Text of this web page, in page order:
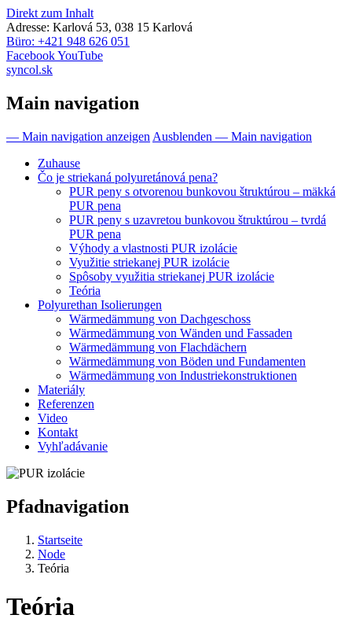
Direkt zum Inhalt
Adresse: Karlová 53, 038 15 Karlová
Büro: +421 948 626 051
FacebookYouTube
syncol.sk
Main navigation
— Main navigation anzeigen Ausblenden — Main navigation
Zuhause
Čo je striekaná polyuretánová pena?
PUR peny s otvorenou bunkovou štruktúrou – mäkká
PUR pena
PUR peny s uzavretou bunkovou štruktúrou – tvrdá
PUR pena
Výhody a vlastnosti PUR izolácie
Využitie striekanej PUR izolácie
Spôsoby využitia striekanej PUR izolácie
Teória
Polyurethan Isolierungen
Wärmedämmung von Dachgeschoss
Wärmedämmung von Wänden und Fassaden
Wärmedämmung von Flachdächern
Wärmedämmung von Böden und Fundamenten
Wärmedämmung von Industriekonstruktionen
Materiály
Referenzen
Video
Kontakt
Vyhľadávanie
Pfadnavigation
Startseite
Node
Teória
Teória